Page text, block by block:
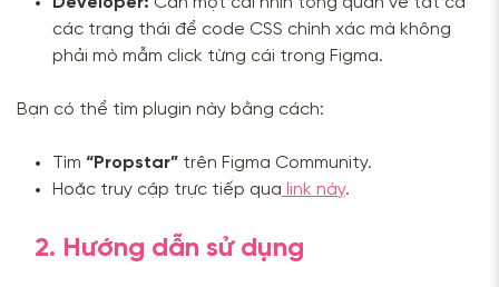
các trạng thái để code CSS chính xác mà không
phải mò mẫm click từng cái trong Figma.
Bạn có thể tìm plugin này bằng cách:
Tìm “Propstar” trên Figma Community.
Hoặc truy cập trực tiếp qua link này.
2. Hướng dẫn sử dụng